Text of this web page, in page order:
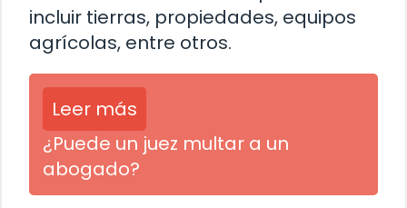
incluir tierras, propiedades, equipos
agrícolas, entre otros.
Leer más
¿Puede un juez multar a un
abogado?